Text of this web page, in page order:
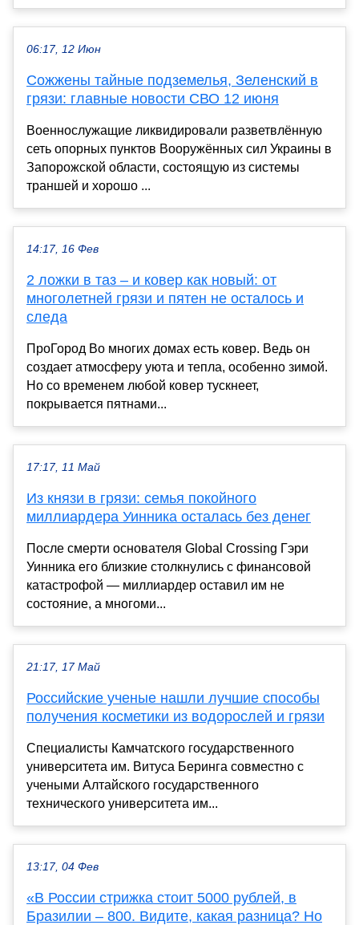
06:17, 12 Июн
Сожжены тайные подземелья, Зеленский в
грязи: главные новости СВО 12 июня
Военнослужащие ликвидировали разветвлённую
сеть опорных пунктов Вооружённых сил Украины в
Запорожской области, состоящую из системы
траншей и хорошо ...
14:17, 16 Фев
2 ложки в таз – и ковер как новый: от
многолетней грязи и пятен не осталось и
следа
ПроГород Во многих домах есть ковер. Ведь он
создает атмосферу уюта и тепла, особенно зимой.
Но со временем любой ковер тускнеет,
покрывается пятнами...
17:17, 11 Май
Из князи в грязи: семья покойного
миллиардера Уинника осталась без денег
После смерти основателя Global Crossing Гэри
Уинника его близкие столкнулись с финансовой
катастрофой — миллиардер оставил им не
состояние, а многоми...
21:17, 17 Май
Российские ученые нашли лучшие способы
получения косметики из водорослей и грязи
Специалисты Камчатского государственного
университета им. Витуса Беринга совместно с
учеными Алтайского государственного
технического университета им...
13:17, 04 Фев
«В России стрижка стоит 5000 рублей, в
Бразилии – 800. Видите, какая разница? Но